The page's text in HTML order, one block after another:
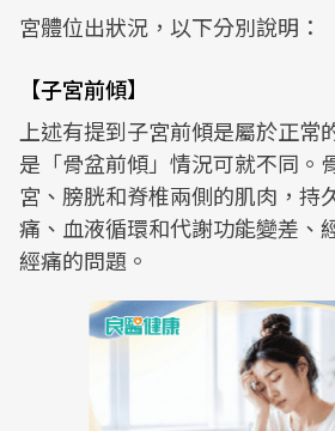
宮體位出狀況，以下分別說明：
【子宮前傾】
上述有提到子宮前傾是屬於正常
是「骨盆前傾」情況可就不同。
宮、膀胱和脊椎兩側的肌肉，持
痛、血液循環和代謝功能變差、
經痛的問題。